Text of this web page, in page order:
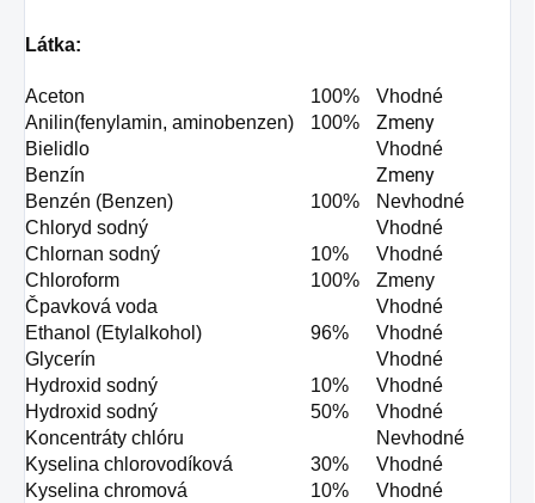
Látka:
Aceton 100%
Vhodné
Anilin(fenylamin, aminobenzen)
100% Zmeny
Bielidlo
Vhodné
Benzín
Zmeny
Benzén (Benzen) 100%
Nevhodné
Chloryd sodný
Vhodné
Chlornan sodný
10%
Vhodné
Chloroform
100%
Zmeny
Čpavková voda
Vhodné
Ethanol (Etylalkohol)
96%
Vhodné
Glycerín
Vhodné
Hydroxid sodný
10%
Vhodné
Hydroxid sodný
50%
Vhodné
Koncentráty chlóru
Nevhodné
Kyselina chlorovodíková
30%
Vhodné
Kyselina chromová
10%
Vhodné